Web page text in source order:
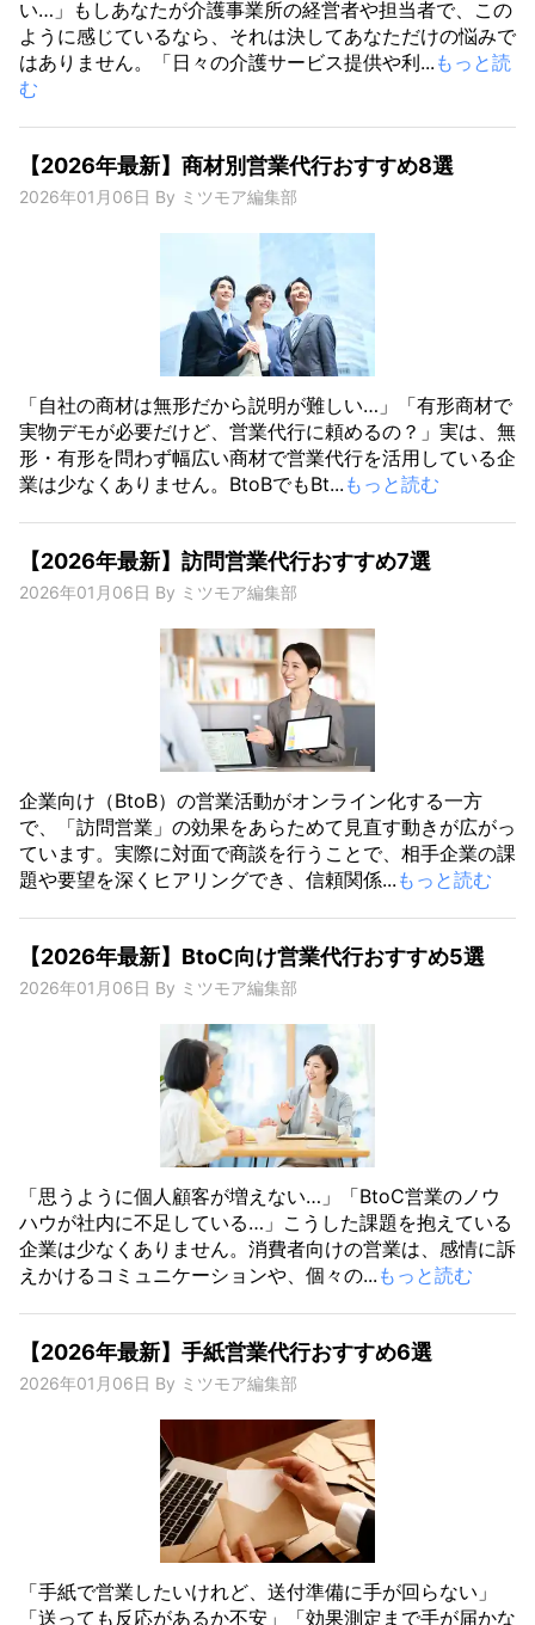
い…」もしあなたが介護事業所の経営者や担当者で、この
ように感じているなら、それは決してあなただけの悩みで
はありません。「日々の介護サービス提供や利... もっと読
む
【2026年最新】商材別営業代行おすすめ8選
2026年01月06日 By ミツモア編集部
「自社の商材は無形だから説明が難しい…」「有形商材で
実物デモが必要だけど、営業代行に頼めるの？」実は、無
形・有形を問わず幅広い商材で営業代行を活用している企
業は少なくありません。BtoBでもBt... もっと読む
【2026年最新】訪問営業代行おすすめ7選
2026年01月06日 By ミツモア編集部
企業向け（BtoB）の営業活動がオンライン化する一方
で、「訪問営業」の効果をあらためて見直す動きが広がっ
ています。実際に対面で商談を行うことで、相手企業の課
題や要望を深くヒアリングでき、信頼関係... もっと読む
【2026年最新】BtoC向け営業代行おすすめ5選
2026年01月06日 By ミツモア編集部
「思うように個人顧客が増えない…」「BtoC営業のノウ
ハウが社内に不足している…」こうした課題を抱えている
企業は少なくありません。消費者向けの営業は、感情に訴
えかけるコミュニケーションや、個々の... もっと読む
【2026年最新】手紙営業代行おすすめ6選
2026年01月06日 By ミツモア編集部
「手紙で営業したいけれど、送付準備に手が回らない」
「送っても反応があるか不安」「効果測定まで手が届かな